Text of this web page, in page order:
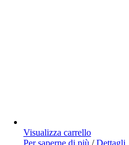
Visualizza carrello
Per saperne di più / Dettagli